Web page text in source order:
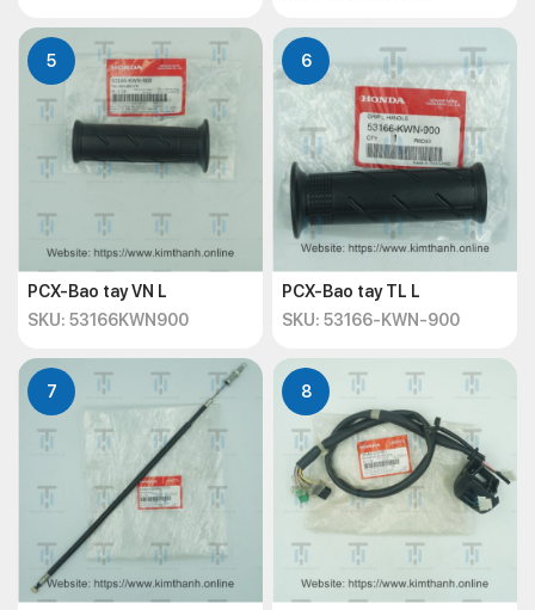
5
PCX-Bao tay VN L
SKU: 53166KWN900
6
PCX-Bao tay TL L
SKU: 53166-KWN-900
7 8